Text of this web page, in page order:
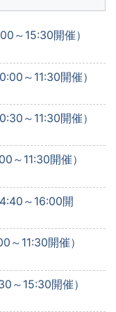
～15:30開催）
～11:30開催）
～11:30開催）
～11:30開催）
～16:00開
11:30開催）
～15:30開催）